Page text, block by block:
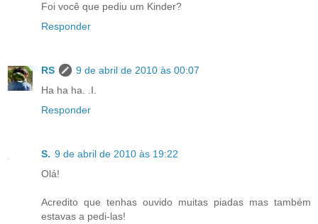
Foi você que pediu um Kinder?
Responder
RS
9 de abril de 2010 às 00:07
Ha ha ha. .I.
Responder
S. 9 de abril de 2010 às 19:22
Olá!
Acredito que tenhas ouvido muitas piadas mas também
estavas a pedi-las!